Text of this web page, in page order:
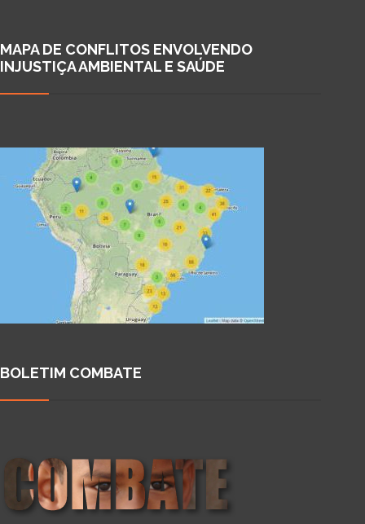
MAPA DE CONFLITOS ENVOLVENDO
INJUSTIÇA AMBIENTAL E SAÚDE
BOLETIM COMBATE